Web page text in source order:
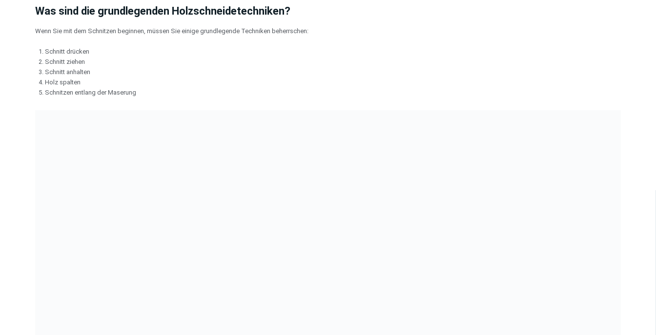
Was sind die grundlegenden Holzschneidetechniken?
Wenn Sie mit dem Schnitzen beginnen, müssen Sie einige grundlegende Techniken beherrschen:
Schnitt drücken
Schnitt ziehen
Schnitt anhalten
Holz spalten
Schnitzen entlang der Maserung